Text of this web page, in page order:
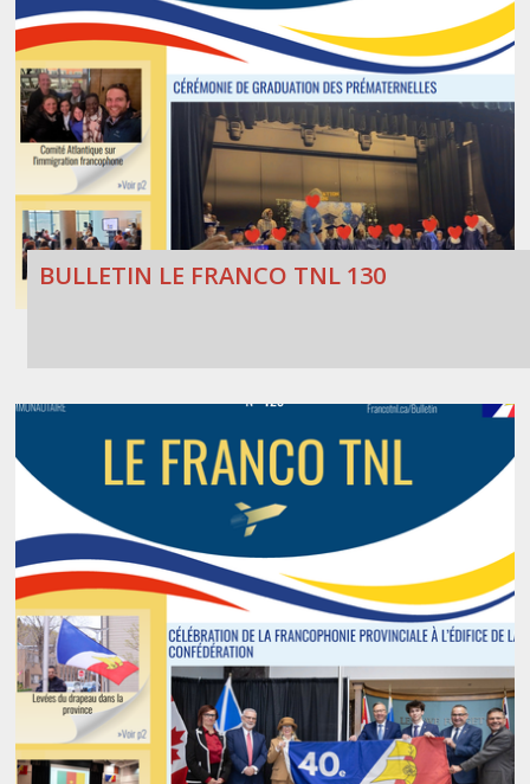
BULLETIN LE FRANCO TNL 130